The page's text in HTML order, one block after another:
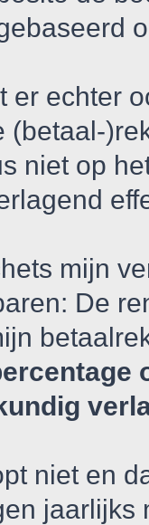
er echter
(betaal-
niet op
mijn
De
niet en
jaarlijks